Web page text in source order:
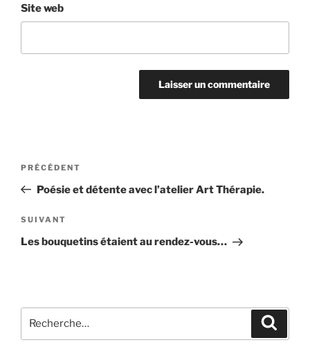
Site web
Navigation
l’article
Article
précédent
PRÉCÉDENT
Poésie et détente avec l’atelier Art Thérapie.
Article
suivant
SUIVANT
Les bouquetins étaient au rendez-vous…
pour